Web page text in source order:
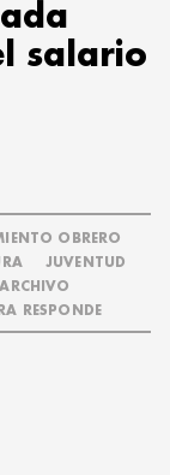
salario
OBRERO
JUVENTUD
ARCHIVO
RESPONDE